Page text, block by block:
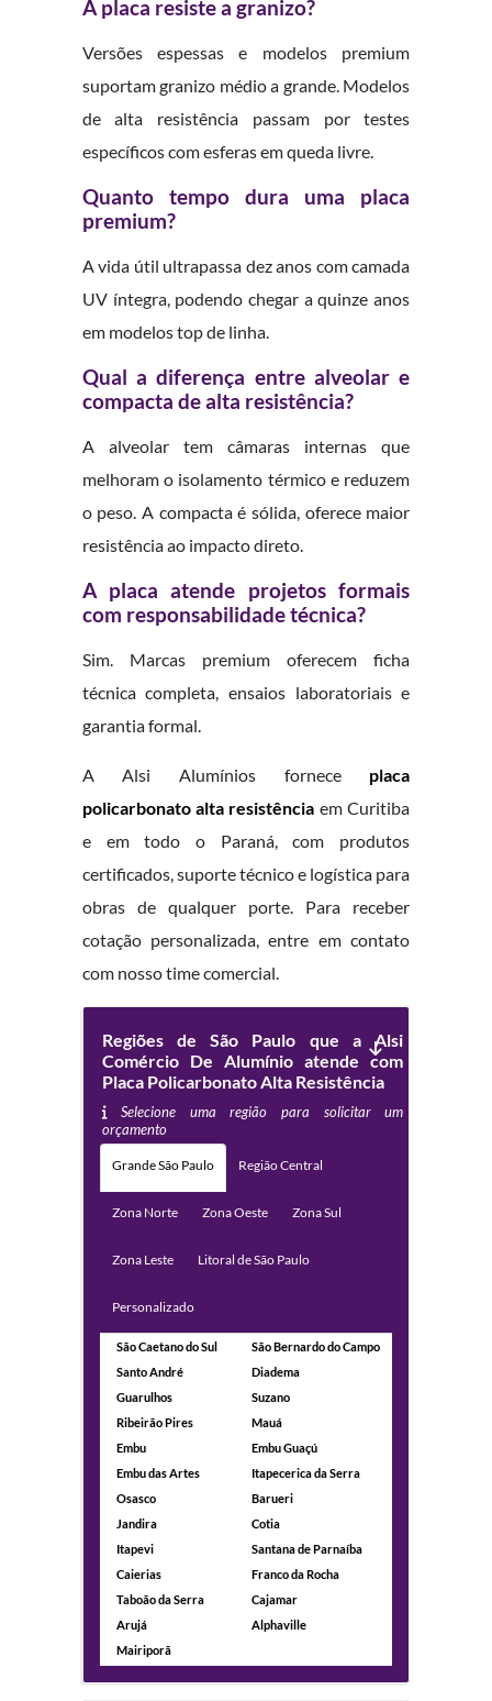
A placa resiste a granizo?
Versões espessas e modelos premium
suportam granizo médio a grande. Modelos
de alta resistência passam por testes
específicos com esferas em queda livre.
Quanto tempo dura uma placa
premium?
A vida útil ultrapassa dez anos com camada
UV íntegra, podendo chegar a quinze anos
em modelos top de linha.
Qual a diferença entre alveolar e
compacta de alta resistência?
A alveolar tem câmaras internas que
melhoram o isolamento térmico e reduzem
o peso. A compacta é sólida, oferece maior
resistência ao impacto direto.
A placa atende projetos formais
com responsabilidade técnica?
Sim. Marcas premium oferecem ficha
técnica completa, ensaios laboratoriais e
garantia formal.
A Alsi Alumínios fornece placa
policarbonato alta resistência em Curitiba
e em todo o Paraná, com produtos
certificados, suporte técnico e logística para
obras de qualquer porte. Para receber
cotação personalizada, entre em contato
com nosso time comercial.
Regiões de São Paulo que a Alsi
Comércio De Alumínio atende com
Placa Policarbonato Alta Resistência
Selecione uma região para solicitar um
orçamento
Grande São Paulo Região Central
Zona Norte Zona Oeste Zona Sul
Zona Leste Litoral de São Paulo
Personalizado
São Caetano do Sul
São Bernardo do Campo
Santo André
Diadema
Guarulhos
Suzano
Ribeirão Pires
Mauá
Embu
Embu Guaçú
Embu das Artes
Itapecerica da Serra
Osasco
Barueri
Jandira
Cotia
Itapevi
Santana de Parnaíba
Caierias
Franco da Rocha
Taboão da Serra
Cajamar
Arujá
Alphaville
Mairiporã